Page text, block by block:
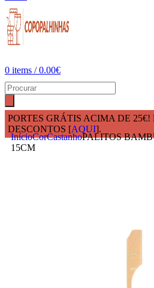
0 items / 0.00€
PORTES GRÁTIS ACIMA DE
DESCONTOS [AQUI].
InícioCorCastanhoPALITOS
15CM